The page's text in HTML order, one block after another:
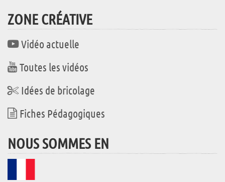
ZONE CRÉATIVE
Vidéo actuelle
Toutes les vidéos
Idées de bricolage
Fiches Pédagogiques
NOUS SOMMES EN